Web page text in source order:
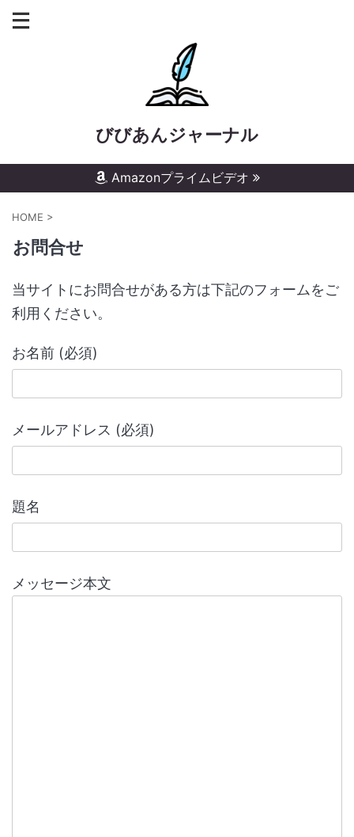
びびあんジャーナル
Amazonプライムビデオ
HOME >
お問合せ
当サイトにお問合せがある方は下記のフォームをご
利用ください。
お名前 (必須)
メールアドレス (必須)
題名
メッセージ本文